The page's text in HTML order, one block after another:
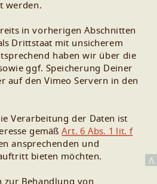
werden.
in vorherigen Abschnitten
Drittstaat mit unsicherem
haben wir über die
ggf. Speicherung Deiner
auf den Vimeo Servern in den
Verarbeitung der Daten ist
gemäßArt. 6 Abs. 1 lit. f
ansprechenden und
bieten möchten.
zur Behandlung von
∧